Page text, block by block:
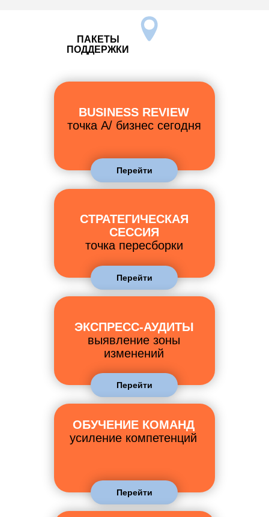
Перейти
BUSINESS REVIEW
точка A/ бизнес сегодня
ПАКЕТЫ
ПОДДЕРЖКИ
Перейти
СТРАТЕГИЧЕСКАЯ
СЕССИЯ
точка пересборки
Перейти
ЭКСПРЕСС-АУДИТЫ
выявление зоны
изменений
Перейти
ОБУЧЕНИЕ КОМАНД
усиление компетенций